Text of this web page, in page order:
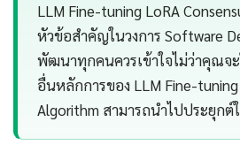
LLM Fine-tuning LoRA
หัวข้อสำคัญในวงการ Software
พัฒนาทุกคนควรเข้าใจไม่ว่าคุณจ
อื่นหลักการของ LLM Fine-tuning
Algorithm สามารถนำไปประยุกต์